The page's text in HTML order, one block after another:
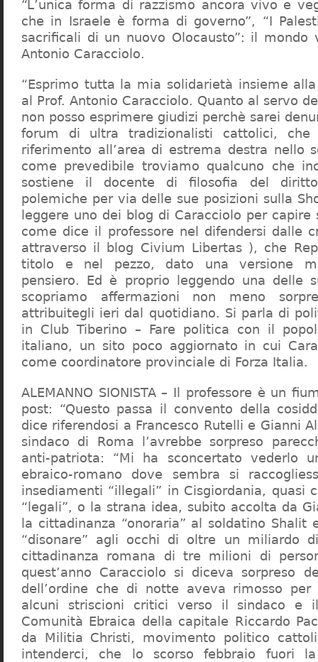
“L’unica forma di razzismo ancora vivo e
che in Israele è forma di governo”, “I
sacrificali di un nuovo Olocausto”: il mondo
Antonio Caracciolo.
“Esprimo tutta la mia solidarietà insieme
al Prof. Antonio Caracciolo. Quanto al servo
non posso esprimere giudizi perchè sarei
forum di ultra tradizionalisti cattolici,
riferimento all’area di estrema destra nello
come prevedibile troviamo qualcuno che
sostiene il docente di filosofia del
polemiche per via delle sue posizioni sulla
leggere uno dei blog di Caracciolo per
come dice il professore nel difendersi dalle
attraverso il blog Civium Libertas ), che
titolo e nel pezzo, dato una versione
pensiero. Ed è proprio leggendo una delle
scopriamo affermazioni non meno
attribuitegli ieri dal quotidiano. Si parla di
in Club Tiberino – Fare politica con il
italiano, un sito poco aggiornato in cui
come coordinatore provinciale di Forza Italia.
ALEMANNO SIONISTA – Il professore è un
post: “Questo passa il convento della
dice riferendosi a Francesco Rutelli e Gianni
sindaco di Roma l’avrebbe sorpreso
anti-patriota: “Mi ha sconcertato vederlo
ebraico-romano dove sembra si
insediamenti “illegali” in Cisgiordania, quasi
“legali”, o la strana idea, subito accolta da
la cittadinanza “onoraria” al soldatino Shalit
“disonare” agli occhi di oltre un miliardo
cittadinanza romana di tre milioni di
quest’anno Caracciolo si diceva sorpreso
dell’ordine che di notte aveva rimosso
alcuni striscioni critici verso il sindaco e
Comunità Ebraica della capitale Riccardo
da Militia Christi, movimento politico
intenderci, che lo scorso febbraio fuori